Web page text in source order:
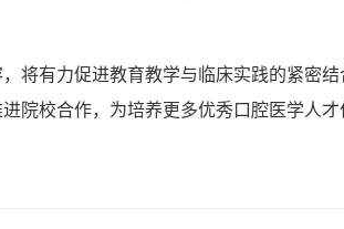
将有力促进教育教学与临床实践的紧密结
院校合作，为培养更多优秀口腔医学人才